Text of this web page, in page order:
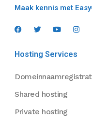
Maak kennis met
Hosting Services
Shared hosting
Private hosting